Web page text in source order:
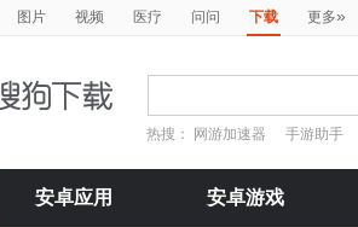
图片 视频 医疗 问问 下载 更多»
热搜： 网游加速器 手游助手
安卓应用 安卓游戏